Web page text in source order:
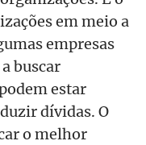
em meio a
empresas
buscar
estar
dívidas. O
o melhor